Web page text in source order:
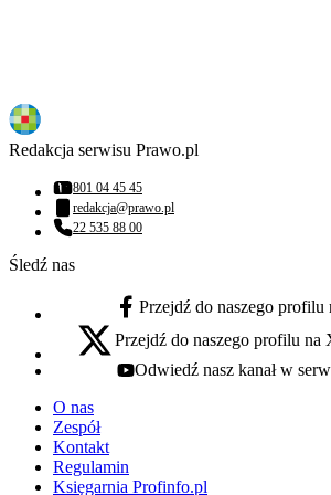
Redakcja serwisu Prawo.pl
Numer telefonu:
801 04 45 45
Adres email:
redakcja@prawo.pl
Numer telefonu:
22 535 88 00
Śledź nas
facebook - otwiera się w nowej karcie
Przejdź do naszego profilu
x - otwiera się w nowej karcie
Przejdź do naszego profilu
youtube - otwiera się w nowej karcie
Odwiedź nasz kanał w
O nas
Zespół
Kontakt
Regulamin
Księgarnia Profinfo.pl